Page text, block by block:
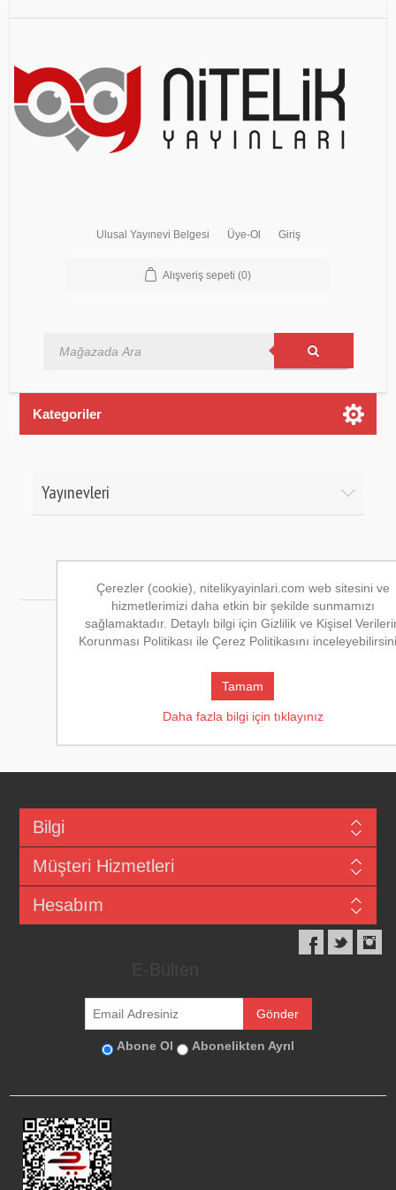
Ulusal Yayınevi Belgesi Üye-Ol Giriş
Alışveriş sepeti (0)
Kategoriler
Yayınevleri
Nitelik Yayınları
31
Bilgi
Müşteri Hizmetleri
Hesabım
Abone Ol Abonelikten Ayrıl
Çerezler (cookie), nitelikyayinlari.com web sitesini ve
hizmetlerimizi daha etkin bir şekilde sunmamızı
sağlamaktadır. Detaylı bilgi için Gizlilik ve Kişisel
Korunması Politikası ile Çerez Politikasını
Tamam
Daha fazla bilgi için tıklayınız